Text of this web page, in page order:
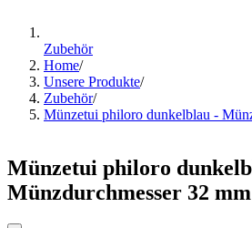
Zubehör
Home/
Unsere Produkte/
Zubehör/
Münzetui philoro dunkelblau -
Münzetui philoro
Münzdurchmesser 32 mm